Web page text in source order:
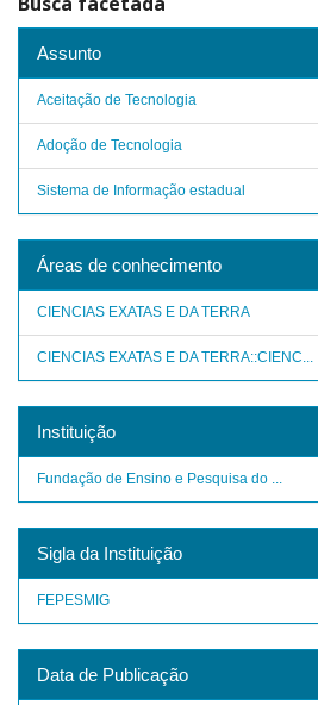
Assunto
Aceitação de Tecnologia
Adoção de Tecnologia
Sistema de Informação estadual
Áreas de conhecimento
CIENCIAS EXATAS E DA TERRA
CIENCIAS EXATAS E DA TERRA::CIENC...
Instituição
Fundação de Ensino e Pesquisa do ...
Sigla da Instituição
FEPESMIG
Data de Publicação